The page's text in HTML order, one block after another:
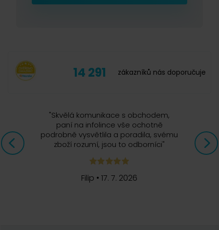
14 291 zákazníků nás doporučuje
"Skvělá komunikace s obchodem,
paní na infolince vše ochotně
podrobně vysvětlila a poradila, svému
zboží rozumí, jsou to odborníci"
Filip •17. 7. 2026